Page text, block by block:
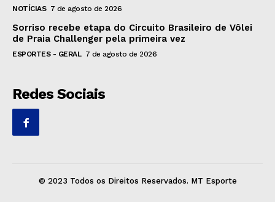
NOTÍCIAS 7 de agosto de 2026
Sorriso recebe etapa do Circuito Brasileiro de Vôlei
de Praia Challenger pela primeira vez
ESPORTES - GERAL 7 de agosto de 2026
Redes Sociais
© 2023 Todos os Direitos Reservados. MT Esporte